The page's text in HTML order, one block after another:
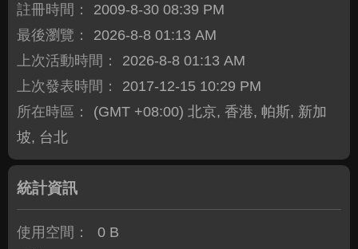
註冊時間：
2009-8-30 08:39 PM
最後瀏覽：
2026-8-8 01:13 AM
上次活動時間：
2026-8-8 01:13 AM
上次發表時間：
2017-12-15 10:29 PM
所在時區：
(GMT +08:00) 北京, 香港, 帕斯, 新加
坡, 台北
統計資訊
使用空間：
0 B